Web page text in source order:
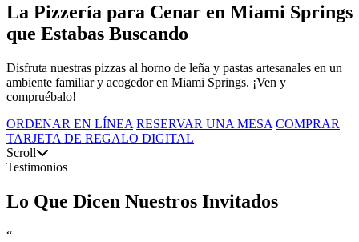
La Pizzería para Cenar en Miami Springs
que Estabas Buscando
Disfruta nuestras pizzas al horno de leña y pastas artesanales en un
ambiente familiar y acogedor en Miami Springs. ¡Ven y
compruébalo!
ORDENAR EN LÍNEA RESERVAR UNA MESA COMPRAR
TARJETA DE REGALO DIGITAL
Scroll
Testimonios
Lo Que Dicen Nuestros Invitados
“